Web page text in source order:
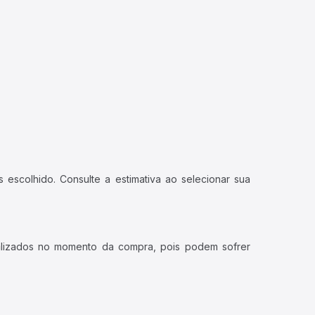
Consulte a estimativa ao selecionar sua
no momento da compra, pois podem sofrer